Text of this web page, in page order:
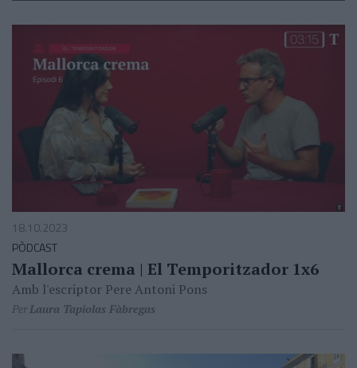
18.10.2023
PÒDCAST
Mallorca crema | El Temporitzador 1x6
Amb l'escriptor Pere Antoni Pons
PerLaura Tapiolas Fàbregas